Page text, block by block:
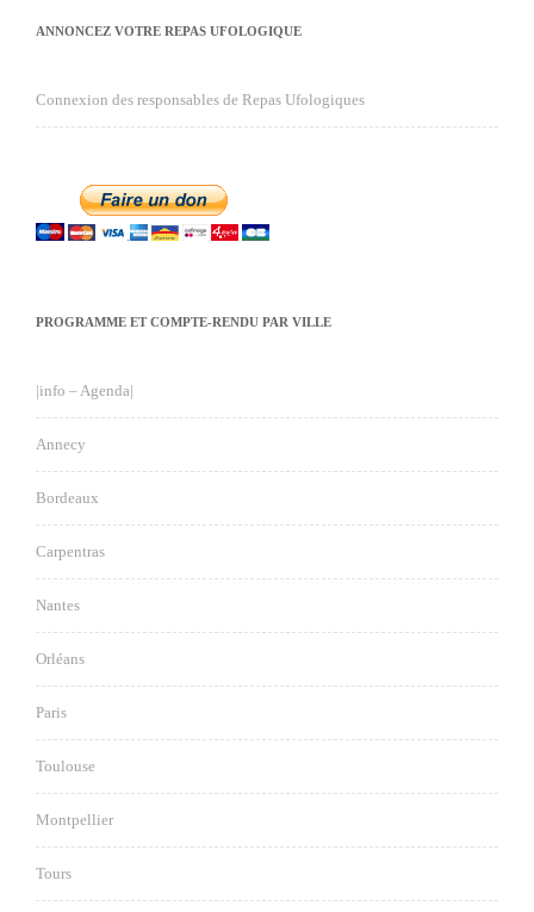
ANNONCEZ VOTRE REPAS UFOLOGIQUE
Connexion des responsables de Repas Ufologiques
PROGRAMME ET COMPTE-RENDU PAR VILLE
|info – Agenda|
Annecy
Bordeaux
Carpentras
Nantes
Orléans
Paris
Toulouse
Montpellier
Tours